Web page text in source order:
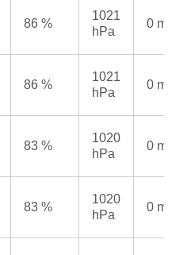
86 %
1021
hPa
0
86 %
1021
hPa
0
83 %
1020
hPa
0
83 %
1020
hPa
0